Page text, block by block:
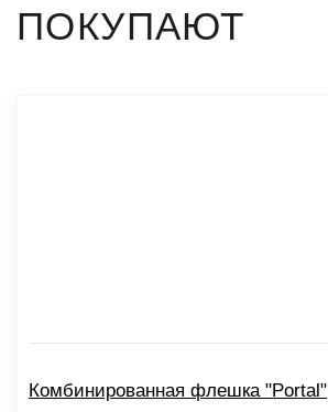
ПОКУПАЮТ
Комбинированная флешка "Portal"